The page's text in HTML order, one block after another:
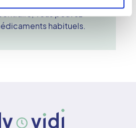
vous pouvez
habituels.